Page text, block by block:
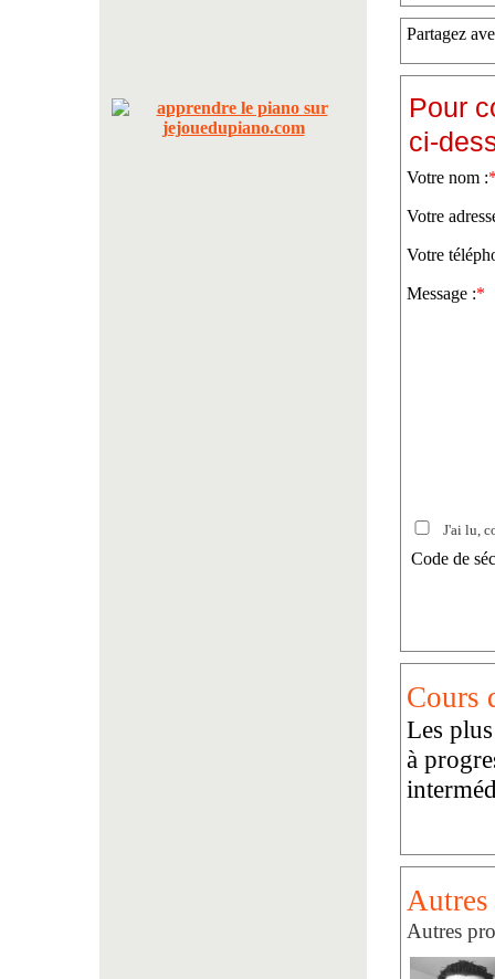
Partagez
Pour
ci-
Votre nom :
Votre
Votre
Message :*
J'ai lu,
Code de
Cours
Les
à
Autres
Autres